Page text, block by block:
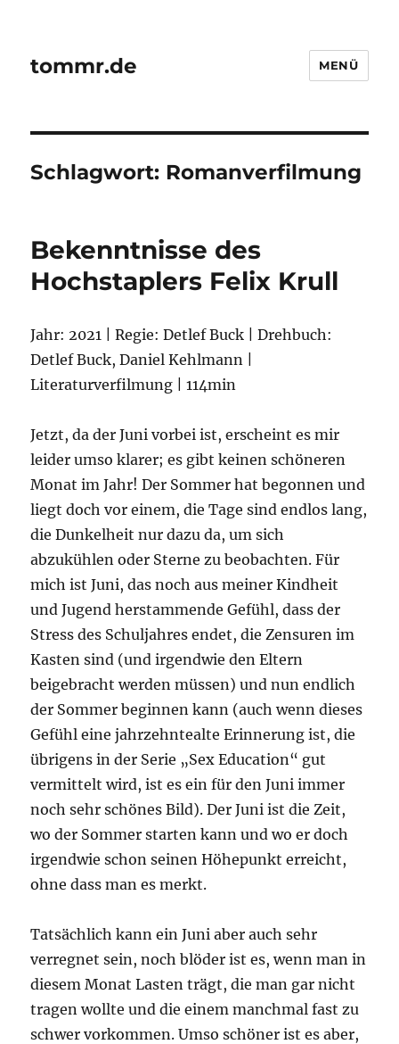
tommr.de MENÜ
Schlagwort: Romanverfilmung
Bekenntnisse des
Hochstaplers Felix Krull
Jahr: 2021 | Regie: Detlef Buck | Drehbuch:
Detlef Buck, Daniel Kehlmann |
Literaturverfilmung | 114min
Jetzt, da der Juni vorbei ist, erscheint es mir
leider umso klarer; es gibt keinen schöneren
Monat im Jahr! Der Sommer hat begonnen und
liegt doch vor einem, die Tage sind endlos lang,
die Dunkelheit nur dazu da, um sich
abzukühlen oder Sterne zu beobachten. Für
mich ist Juni, das noch aus meiner Kindheit
und Jugend herstammende Gefühl, dass der
Stress des Schuljahres endet, die Zensuren im
Kasten sind (und irgendwie den Eltern
beigebracht werden müssen) und nun endlich
der Sommer beginnen kann (auch wenn dieses
Gefühl eine jahrzehntealte Erinnerung ist, die
übrigens in der Serie „Sex Education“ gut
vermittelt wird, ist es ein für den Juni immer
noch sehr schönes Bild). Der Juni ist die Zeit,
wo der Sommer starten kann und wo er doch
irgendwie schon seinen Höhepunkt erreicht,
ohne dass man es merkt.
Tatsächlich kann ein Juni aber auch sehr
verregnet sein, noch blöder ist es, wenn man in
diesem Monat Lasten trägt, die man gar nicht
tragen wollte und die einem manchmal fast zu
schwer vorkommen. Umso schöner ist es aber,